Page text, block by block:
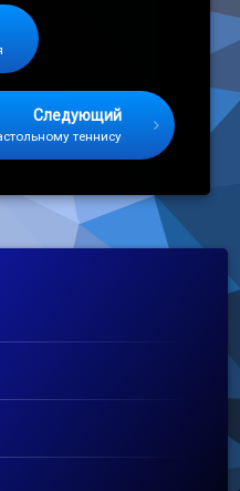
Следующий
теннису